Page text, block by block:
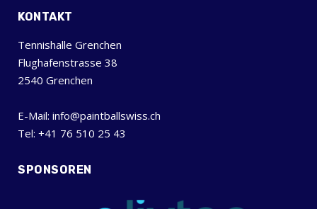
KONTAKT
Tennishalle Grenchen
Flughafenstrasse 38
2540 Grenchen
E-Mail: info@paintballswiss.ch
Tel: +41 76 510 25 43
SPONSOREN